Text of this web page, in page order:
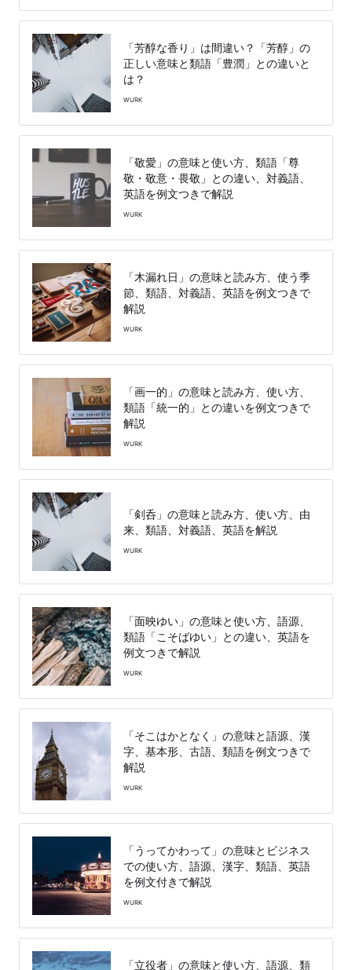
「芳醇な香り」は間違い？「芳醇」の
正しい意味と類語「豊潤」との違いと
は？
WURK
「敬愛」の意味と使い方、類語「尊
敬・敬意・畏敬」との違い、対義語、
英語を例文つきで解説
WURK
「木漏れ日」の意味と読み方、使う季
節、類語、対義語、英語を例文つきで
解説
WURK
「画一的」の意味と読み方、使い方、
類語「統一的」との違いを例文つきで
解説
WURK
「剣呑」の意味と読み方、使い方、由
来、類語、対義語、英語を解説
WURK
「面映ゆい」の意味と使い方、語源、
類語「こそばゆい」との違い、英語を
例文つきで解説
WURK
「そこはかとなく」の意味と語源、漢
字、基本形、古語、類語を例文つきで
解説
WURK
「うってかわって」の意味とビジネス
での使い方、語源、漢字、類語、英語
を例文付きで解説
WURK
「立役者」の意味と使い方、語源、類